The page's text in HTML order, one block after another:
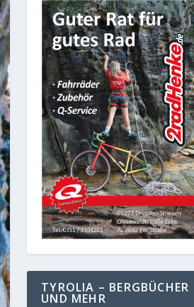
TYROLIA – BERGBÜCHER
UND MEHR